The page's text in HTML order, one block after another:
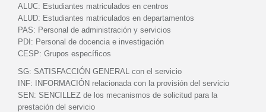
ALUC: Estudiantes matriculados en centros
ALUD: Estudiantes matriculados en departamentos
PAS: Personal de administración y servicios
PDI: Personal de docencia e investigación
CESP: Grupos específicos
SG: SATISFACCIÓN GENERAL con el servicio
INF:
INFORMACIÓN relacionada con la provisión del servicio
SEN: SENCILLEZ de los mecanismos de solicitud para la
prestación del servicio